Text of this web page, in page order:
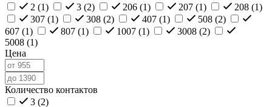
2 (1) 3 (2) 206 (1) 207 (1) 208 (1)
307 (1) 308 (2) 407 (1) 508 (2)
607 (1) 807 (1) 1007 (1) 3008 (2)
5008 (1)
Цена
Количество контактов
3 (2)